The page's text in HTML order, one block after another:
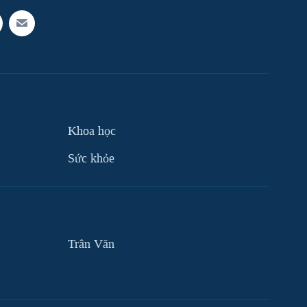
Khoa học
Sức khỏe
Trân Văn